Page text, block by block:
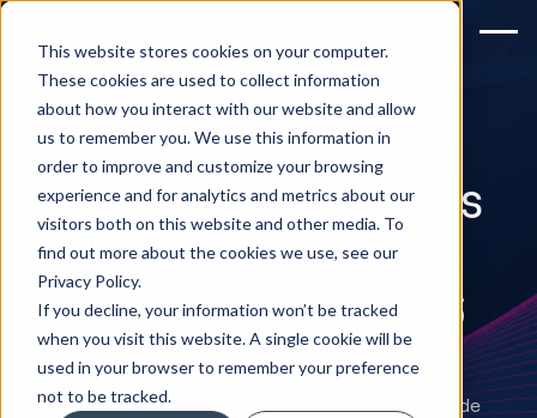
This website stores cookies on your computer.
These cookies are used to collect information
about how you interact with our website and allow
us to remember you. We use this information in
order to improve and customize your browsing
experience and for analytics and metrics about our
visitors both on this website and other media. To
find out more about the cookies we use, see our
Privacy Policy.
If you decline, your information won’t be tracked
when you visit this website. A single cookie will be
used in your browser to remember your preference
not to be tracked.
Gestion des
dépenses en médias
payants d'Automic,
d'un montant de 1,6
million de dollars
Nous avons aidé Automic à gérer 173 campagnes de